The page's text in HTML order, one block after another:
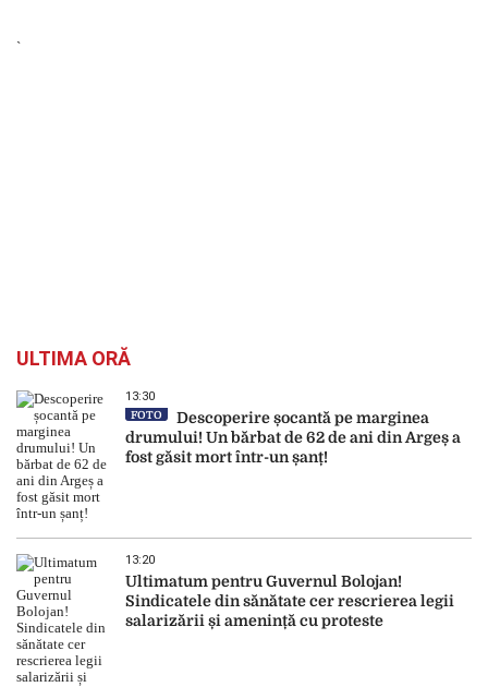
`
ULTIMA ORĂ
13:30
FOTO
Descoperire șocantă pe marginea
drumului! Un bărbat de 62 de ani din Argeș a
fost găsit mort într-un șanț!
13:20
Ultimatum pentru Guvernul Bolojan!
Sindicatele din sănătate cer rescrierea legii
salarizării și amenință cu proteste